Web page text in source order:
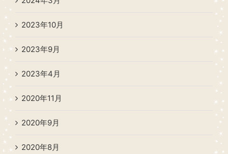
2023年10月
2023年9月
2023年4月
2020年11月
2020年9月
2020年8月